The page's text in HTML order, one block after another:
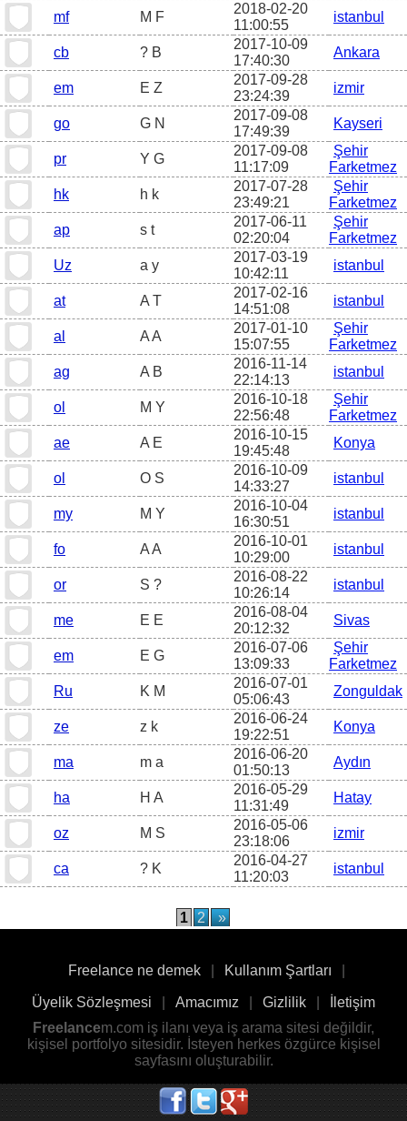
mf M F
2018-02-20
11:00:55
istanbul
cb ? B
2017-10-09
17:40:30
Ankara
em E Z
2017-09-28
23:24:39
izmir
go G N
2017-09-08
17:49:39
Kayseri
pr Y G
2017-09-08
11:17:09
Şehir
Farketmez
hk
h k
2017-07-28
23:49:21
Şehir
Farketmez
ap
s t
2017-06-11
02:20:04
Şehir
Farketmez
Uz
a y
2017-03-19
10:42:11
istanbul
at A T
2017-02-16
14:51:08
istanbul
al A A
2017-01-10
15:07:55
Şehir
Farketmez
ag
A B
2016-11-14
22:14:13
istanbul
ol M Y
2016-10-18
22:56:48
Şehir
Farketmez
ae
A E
2016-10-15
19:45:48
Konya
ol O S
2016-10-09
14:33:27
istanbul
my M Y
2016-10-04
16:30:51
istanbul
fo A A
2016-10-01
10:29:00
istanbul
or S ?
2016-08-22
10:26:14
istanbul
me E E
2016-08-04
20:12:32
Sivas
em E G
2016-07-06
13:09:33
Şehir
Farketmez
Ru
K M
2016-07-01
05:06:43
Zonguldak
ze z k
2016-06-24
19:22:51
Konya
ma m a
2016-06-20
01:50:13
Aydın
ha H A
2016-05-29
11:31:49
Hatay
oz M S
2016-05-06
23:18:06
izmir
ca ? K
2016-04-27
11:20:03
istanbul
1 2 »
Freelance ne demek Kullanım Şartları
Üyelik Sözleşmesi Amacımız Gizlilik
İletişim
Freelancem.com iş ilanı veya iş arama sitesi değildir,
kişisel portfolyo sitesidir. İsteyen herkes özgürce kişisel
sayfasını oluşturabilir.